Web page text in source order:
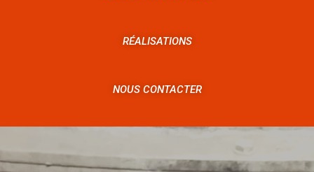
RÉALISATIONS
NOUS CONTACTER